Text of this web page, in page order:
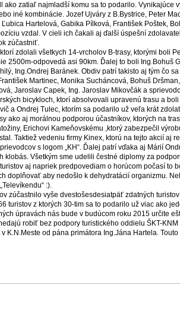
ako zatiaľ najmladší komu sa to podarilo. Vynikajúce
iné kombinácie. Jozef Ujváry z B.Bystrice, Peter
Hartelová, Gabika Pílková, František Poštek,
vzdal. V cieli ich čakali aj ďalší úspešní
zúčastniť.
zdolali všetkych 14-vrcholov B-trasy, ktorými boli
2500m-odpovedá asi 90km. Ďalej to boli Ing.Bohuš
Ing.Ondrej Baránek. Obdiv patrí takisto aj tým čo
Martinec, Monika Sucháncová, Bohuš
Jaroslav Capek, Ing. Jaroslav Mikovčák a
bicykloch, ktorí absolvovali upravenú trasu a
a Ondrej Tulec, ktorím sa podarilo už veľa krát
ako aj morálnou podporou účastníkov, ktorých na
Erichovi Kameňovskému ,ktorý zabezpečil
Taktiež vedeniu firmy Kinex, ktorú na tejto akcií aj
s logom „KH“. Ďalej patrí vďaka aj Márií
klobás. Všetkým sme udelili čestné diplomy za
aj napriek predpovediam o horúcom počasí to
doplňovať aby nedošlo k dehydratácií organizmu.
:).
zúčastnilo vyše dvestošesdesiatpäť zdatných
turistov z ktorých 30-tim sa to podarilo už viac ako
úpravách nás bude v budúcom roku 2015 určite
robiť bez podpory turistického oddielu ŠKT-
K.N.Meste od pána primátora Ing.Jána Hartela.